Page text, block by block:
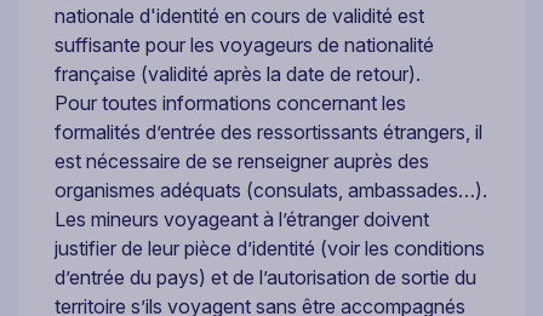
nationale d'identité en cours de validité est
suffisante pour les voyageurs de nationalité
française (validité après la date de retour).
Pour toutes informations concernant les
formalités d’entrée des ressortissants étrangers, il
est nécessaire de se renseigner auprès des
organismes adéquats (consulats, ambassades…).
Les mineurs voyageant à l’étranger doivent
justifier de leur pièce d’identité (voir les conditions
d’entrée du pays) et de l’autorisation de sortie du
territoire s’ils voyagent sans être accompagnés